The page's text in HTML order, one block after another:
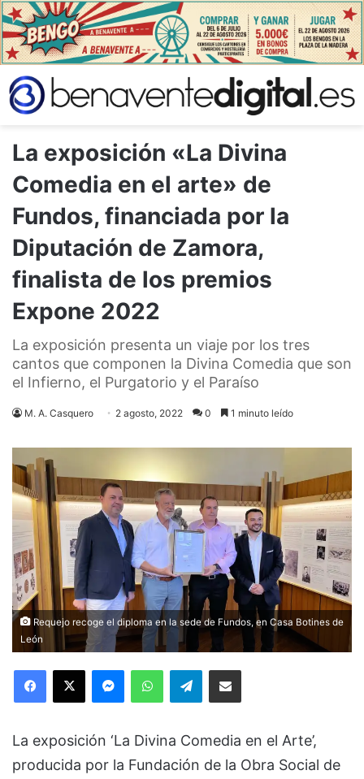
La exposición «La Divina
Comedia en el arte» de
Fundos, financiada por la
Diputación de Zamora,
finalista de los premios
Expone 2022
La exposición presenta un viaje por los tres
cantos que componen la Divina Comedia que son
el Infierno, el Purgatorio y el Paraíso
M. A. Casquero 2 agosto, 2022 0 1 minuto leído
Requejo recoge el diploma en la sede de Fundos, en Casa Botines de
León
Facebook
X MessengerWhatsAppTelegramCompartir via Email
La exposición ‘La Divina Comedia en el Arte’,
producida por la Fundación de la Obra Social de